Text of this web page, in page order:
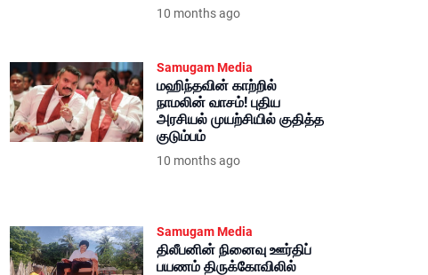
10 months ago
Samugam Media
மஹிந்தவின் காற்றில்
நாமலின் வாசம்! புதிய
அரசியல் முயற்சியில் குதித்த
குடும்பம்
10 months ago
Samugam Media
திலீபனின் நினைவு ஊர்திப்
பயணம் திருக்கோவிலில்